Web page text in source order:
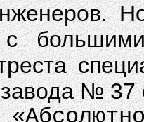
большими
завода №